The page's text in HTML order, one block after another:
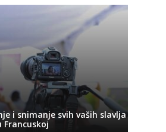
i snimanje svih vaših slavlja
Francuskoj